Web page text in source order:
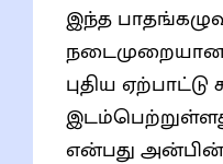
இந்த
புதிய
என்பது